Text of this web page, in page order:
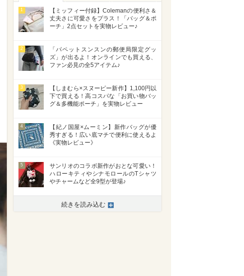
1
【ミッフィー付録】Colemanの便利さ＆
丈夫さに可愛さをプラス！「バッグ＆ポ
ーチ」2点セットを実物レビュー♪
2
「パペットスンスンの郵便局限定グッ
ズ」が出るよ！オンラインでも買える、
ファン必見の全5アイテム♪
3
【しまむら×スヌーピー新作】1,100円以
下で買える！高コスパな「お買い物バッ
グ＆多機能ポーチ」を実物レビュー
4
【紀ノ国屋×ムーミン】新作バッグが優
秀すぎる！広い底マチで便利に使えるよ
《実物レビュー》
5
サンリオのコラボ新作がおとな可愛い！
ハローキティやシナモロールのTシャツ
やチャームなど全9型が登場♪
続きを読み込む